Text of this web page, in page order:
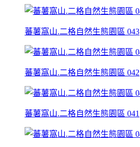
蕃薯窩山.二格自然生態園區 043
蕃薯窩山.二格自然生態園區 042
蕃薯窩山.二格自然生態園區 041